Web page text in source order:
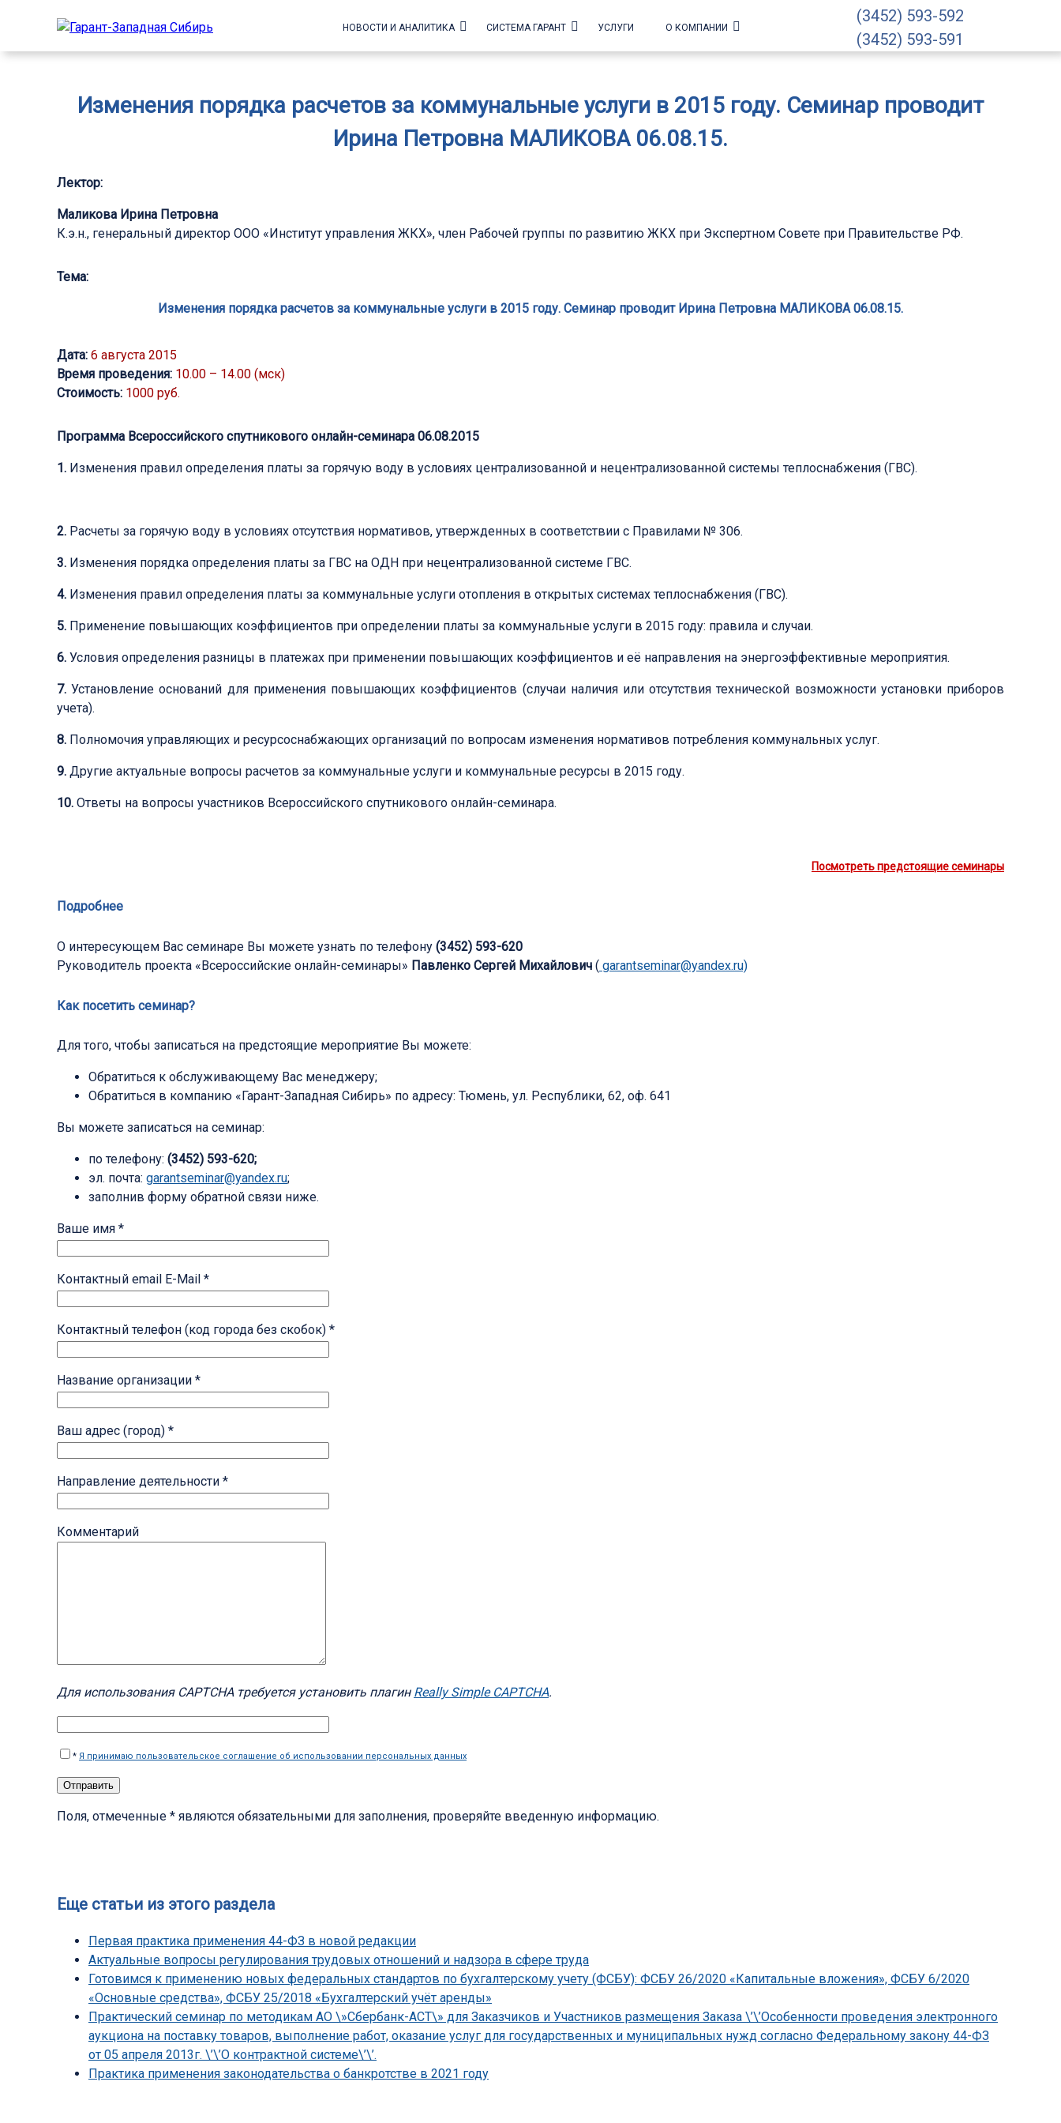
НОВОСТИ И АНАЛИТИКА СИСТЕМА ГАРАНТ УСЛУГИ О КОМПАНИИ
(3452) 593-592
(3452) 593-591
Изменения порядка расчетов за коммунальные услуги в 2015 году. Семинар проводит
Ирина Петровна МАЛИКОВА 06.08.15.
Лектор:
Маликова Ирина Петровна
К.э.н., генеральный директор ООО «Институт управления ЖКХ», член Рабочей группы по развитию ЖКХ при Экспертном Совете при Правительстве РФ.
Тема:
Изменения порядка расчетов за коммунальные услуги в 2015 году. Семинар проводит Ирина Петровна МАЛИКОВА 06.08.15.
Дата: 6 августа 2015
Время проведения: 10.00 – 14.00 (мск)
Стоимость: 1000 руб.
Программа Всероссийского спутникового онлайн-семинара 06.08.2015
1. Изменения правил определения платы за горячую воду в условиях централизованной и нецентрализованной системы теплоснабжения (ГВС).
2. Расчеты за горячую воду в условиях отсутствия нормативов, утвержденных в соответствии с Правилами № 306.
3. Изменения порядка определения платы за ГВС на ОДН при нецентрализованной системе ГВС.
4. Изменения правил определения платы за коммунальные услуги отопления в открытых системах теплоснабжения (ГВС).
5. Применение повышающих коэффициентов при определении платы за коммунальные услуги в 2015 году: правила и случаи.
6. Условия определения разницы в платежах при применении повышающих коэффициентов и её направления на энергоэффективные мероприятия.
7. Установление оснований для применения повышающих коэффициентов (случаи наличия или отсутствия технической возможности установки приборов
учета).
8. Полномочия управляющих и ресурсоснабжающих организаций по вопросам изменения нормативов потребления коммунальных услуг.
9. Другие актуальные вопросы расчетов за коммунальные услуги и коммунальные ресурсы в 2015 году.
10. Ответы на вопросы участников Всероссийского спутникового онлайн-семинара.
Посмотреть предстоящие семинары
Подробнее
О интересующем Вас семинаре Вы можете узнать по телефону (3452) 593-620
Руководитель проекта «Всероссийские онлайн-семинары» Павленко Сергей Михайлович ( garantseminar@yandex.ru)
Как посетить семинар?
Для того, чтобы записаться на предстоящие мероприятие Вы можете:
Обратиться к обслуживающему Вас менеджеру;
Обратиться в компанию «Гарант-Западная Сибирь» по адресу: Тюмень, ул. Республики, 62, оф. 641
Вы можете записаться на семинар:
по телефону: (3452) 593-620;
эл. почта: garantseminar@yandex.ru;
заполнив форму обратной связи ниже.
Ваше имя *
Контактный email E-Mail *
Контактный телефон (код города без скобок) *
Название организации *
Ваш адрес (город) *
Направление деятельности *
Комментарий
Для использования CAPTCHA требуется установить плагин Really Simple CAPTCHA.
* Я принимаю пользовательское соглашение об использовании персональных данных
Поля, отмеченные * являются обязательными для заполнения, проверяйте введенную информацию.
Еще статьи из этого раздела
Первая практика применения 44-ФЗ в новой редакции
Актуальные вопросы регулирования трудовых отношений и надзора в сфере труда
Готовимся к применению новых федеральных стандартов по бухгалтерскому учету (ФСБУ): ФСБУ 26/2020 «Капитальные вложения», ФСБУ 6/2020
«Основные средства», ФСБУ 25/2018 «Бухгалтерский учёт аренды»
Практический семинар по методикам АО \»Сбербанк-АСТ\» для Заказчиков и Участников размещения Заказа \’\’Особенности проведения электронного
аукциона на поставку товаров, выполнение работ, оказание услуг для государственных и муниципальных нужд согласно Федеральному закону 44-ФЗ
от 05 апреля 2013г. \’\’О контрактной системе\’\’.
Практика применения законодательства о банкротстве в 2021 году